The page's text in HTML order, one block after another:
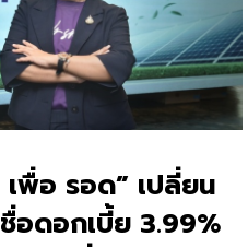
พื่อ รอด” เปลี่ยน
อดอกเบี้ย 3.99%